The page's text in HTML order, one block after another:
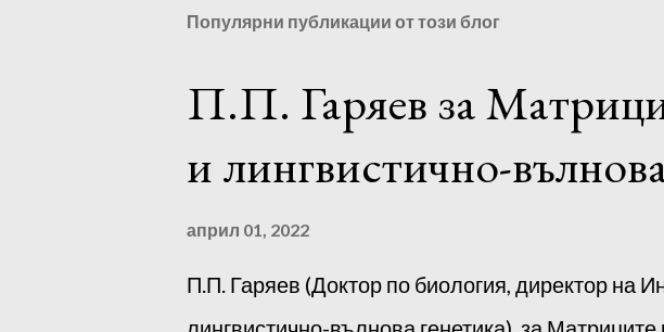
Популярни публикации от този блог
П.П. Гаряев за
и лингвистично-
април 01, 2022
П.П. Гаряев (Доктор по биология, директор на